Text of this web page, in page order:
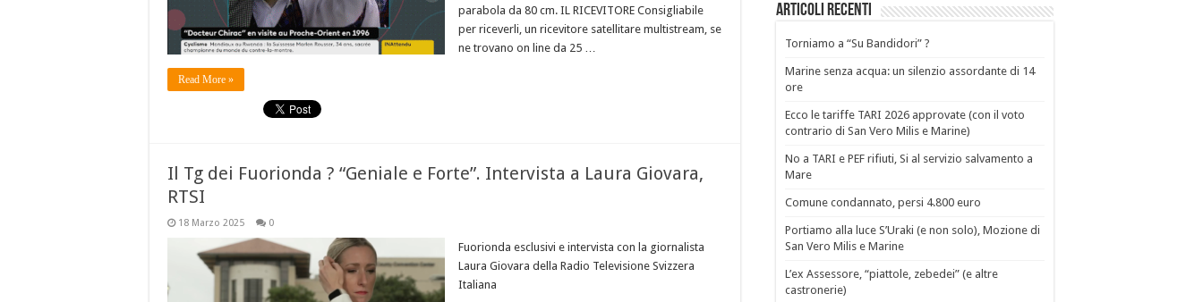
parabola da 80 cm. IL RICEVITORE Consigliabile
per riceverli, un ricevitore satellitare multistream, se
ne trovano on line da 25 …
Read More »
Il Tg dei Fuorionda ? “Geniale e Forte”. Intervista a Laura Giovara,
RTSI
18 Marzo 2025 0
Fuorionda esclusivi e intervista con la giornalista
Laura Giovara della Radio Televisione Svizzera
Italiana
Articoli recenti
Torniamo a “Su Bandidori” ?
Marine senza acqua: un silenzio assordante di 14
ore
Ecco le tariffe TARI 2026 approvate (con il voto
contrario di San Vero Milis e Marine)
No a TARI e PEF rifiuti, Si al servizio salvamento a
Mare
Comune condannato, persi 4.800 euro
Portiamo alla luce S’Uraki (e non solo), Mozione di
San Vero Milis e Marine
L’ex Assessore, “piattole, zebedei” (e altre
castronerie)